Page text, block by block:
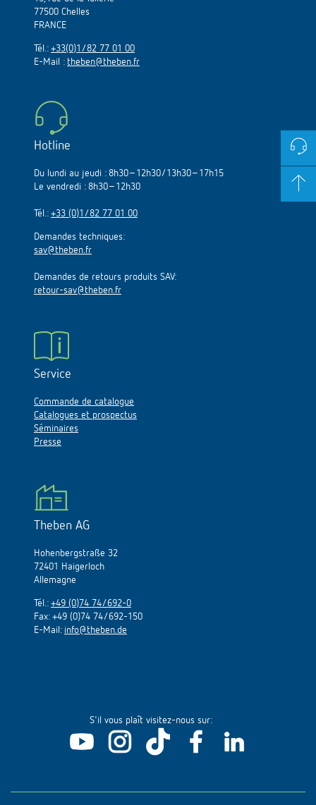
77500 Chelles
FRANCE
Tél.: +33(0)1/82 77 01 00
E-Mail : theben@theben.fr
Hotline
Du lundi au jeudi : 8h30–12h30/13h30–17h15
Le vendredi : 8h30–12h30
Tél.: +33 (0)1/82 77 01 00
Demandes techniques:
sav@theben.fr
Demandes de retours produits SAV:
retour-sav@theben.fr
Service
Commande de catalogue
Catalogues et prospectus
Séminaires
Presse
Theben AG
Hohenbergstraße 32
72401 Haigerloch
Allemagne
Tél.: +49 (0)74 74/692-0
Fax: +49 (0)74 74/692-150
E-Mail: info@theben.de
S'il vous plaît visitez-nous sur: